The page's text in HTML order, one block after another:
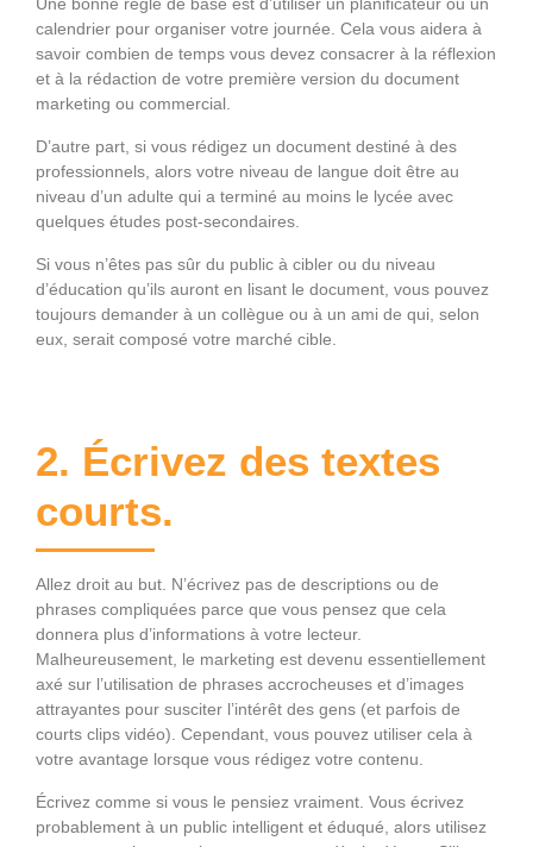
calendrier pour organiser votre journée. Cela vous aidera à
savoir combien de temps vous devez consacrer à la réflexion
et à la rédaction de votre première version du document
marketing ou commercial.
D’autre part, si vous rédigez un document destiné à des
professionnels, alors votre niveau de langue doit être au
niveau d’un adulte qui a terminé au moins le lycée avec
quelques études post-secondaires.
Si vous n’êtes pas sûr du public à cibler ou du niveau
d’éducation qu’ils auront en lisant le document, vous pouvez
toujours demander à un collègue ou à un ami de qui, selon
eux, serait composé votre marché cible.
2. Écrivez des textes
courts.
Allez droit au but. N’écrivez pas de descriptions ou de
phrases compliquées parce que vous pensez que cela
donnera plus d’informations à votre lecteur.
Malheureusement, le marketing est devenu essentiellement
axé sur l’utilisation de phrases accrocheuses et d’images
attrayantes pour susciter l’intérêt des gens (et parfois de
courts clips vidéo). Cependant, vous pouvez utiliser cela à
votre avantage lorsque vous rédigez votre contenu.
Écrivez comme si vous le pensiez vraiment. Vous écrivez
probablement à un public intelligent et éduqué, alors utilisez